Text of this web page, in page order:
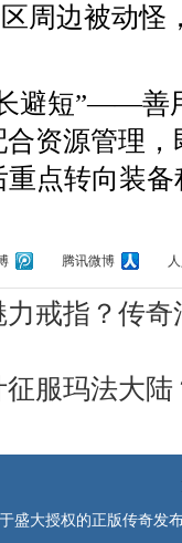
周边被动怪
避短”——善
资源管理
点转向装
腾讯微博
戒指？传
服玛法大陆
盛大授权的正版传奇发